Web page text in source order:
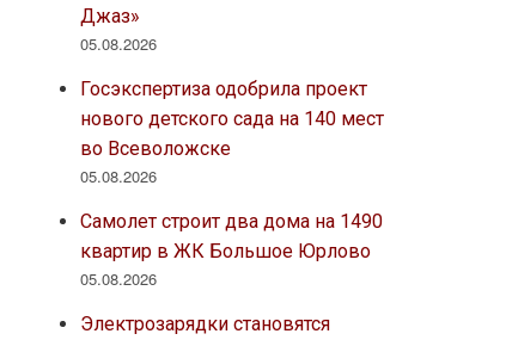
Джаз»
05.08.2026
Госэкспертиза одобрила проект
нового детского сада на 140 мест
во Всеволожске
05.08.2026
Самолет строит два дома на 1490
квартир в ЖК Большое Юрлово
05.08.2026
Электрозарядки становятся